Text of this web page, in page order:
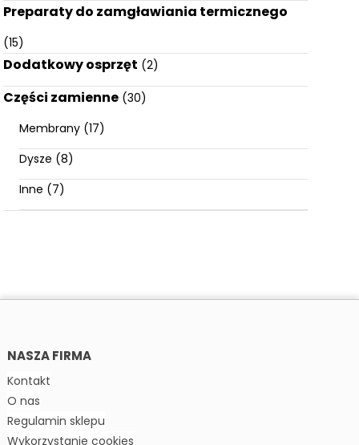
Preparaty do zamgławiania termicznego
(15)
Dodatkowy osprzęt (2)
Części zamienne (30)
Membrany (17)
Dysze (8)
Inne (7)
NASZA FIRMA
Kontakt
O nas
Regulamin sklepu
Wykorzystanie cookies